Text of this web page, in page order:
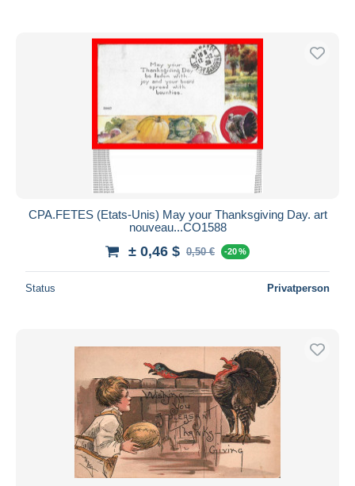
CPA.FETES (Etats-Unis) May your Thanksgiving Day. art
nouveau...CO1588
± 0,46 $ 0,50 € -20 %
Status Privatperson